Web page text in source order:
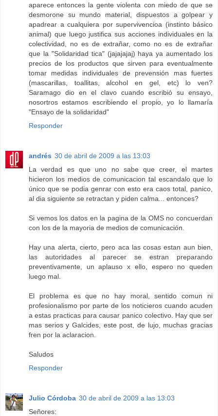
aparece entonces la gente violenta con miedo de que se
desmorone su mundo material, dispuestos a golpear y
apadrear a cualquiera por supervivencioa (instinto básico
animal) que luego justifica sus acciones individuales en la
colectividad, no es de extrañar, como no es de extrañar
que la "Solidaridad tica" (jajajajaj) haya ya aumentado los
precios de los productos que sirven para eventualmente
tomar medidas individuales de prevensión mas fuertes
(mascarillas, toallitas, alcohol en gel, etc) lo ven?
Saramago dio en el clavo cuando escribió su ensayo,
nosortros estamos escribiendo el propio, yo lo llamaría
"Ensayo de la solidaridad"
Responder
andrés 30 de abril de 2009 a las 13:03
La verdad es que uno no sabe que creer, el martes
hicieron los medios de comunicacion tal escandalo que lo
único que se podia genrar con esto era caos total, panico,
al dia siguiente se retractan y piden calma... entonces?
Si vemos los datos en la pagina de la OMS no concuerdan
con los de la mayoria de medios de comunicación.
Hay una alerta, cierto, pero aca las cosas estan aun bien,
las autoridades al parecer se estran preparando
preventivamente, un aplauso x ello, espero no queden
luego mal.
El problema es que no hay moral, sentido comun ni
profesionalismo por parte de los noticieros cuando acuden
a estas practicas para causar panico colectivo. Hay que ser
mas serios y Galcides, este post, de lujo, muchas gracias
fren por la aclaracion.
Saludos
Responder
Julio Córdoba 30 de abril de 2009 a las 13:03
Señores: